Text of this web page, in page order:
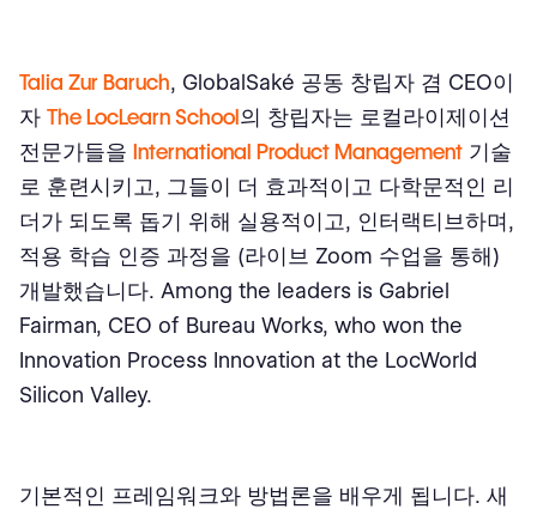
Talia Zur Baruch, GlobalSaké 공동 창립자 겸 CEO이
자 The LocLearn School의 창립자는 로컬라이제이션
전문가들을 International Product Management 기술
로 훈련시키고, 그들이 더 효과적이고 다학문적인 리
더가 되도록 돕기 위해 실용적이고, 인터랙티브하며,
적용 학습 인증 과정을 (라이브 Zoom 수업을 통해)
개발했습니다. Among the leaders is Gabriel
Fairman, CEO of Bureau Works, who won the
Innovation Process Innovation at the LocWorld
Silicon Valley.
기본적인 프레임워크와 방법론을 배우게 됩니다. 새